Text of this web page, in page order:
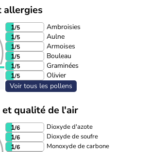
allergies
1/5
Ambroisies
1/5
Aulne
1/5
Armoises
1/5
Bouleau
1/5
Graminées
1/5
Olivier
Voir tous les pollens
qualité de l'air
1/6 Dioxyde d'azote
1/6 Dioxyde de soufre
1/6 Monoxyde de carbone